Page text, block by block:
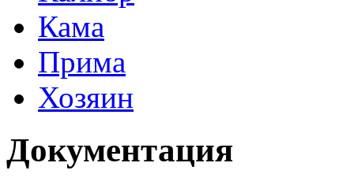
Кама
Прима
Хозяин
Документация